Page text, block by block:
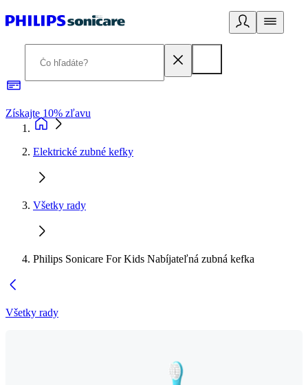
Získajte 10% zľavu
Elektrické zubné kefky
Všetky rady
Philips Sonicare For Kids Nabíjateľná zubná kefka
Všetky rady